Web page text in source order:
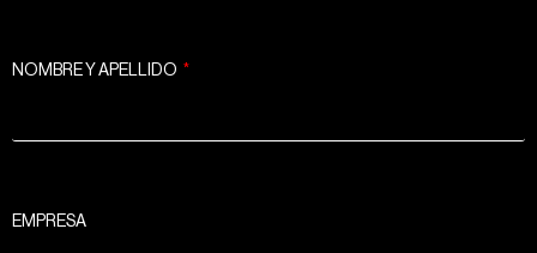
NOMBRE Y APELLIDO
EMPRESA